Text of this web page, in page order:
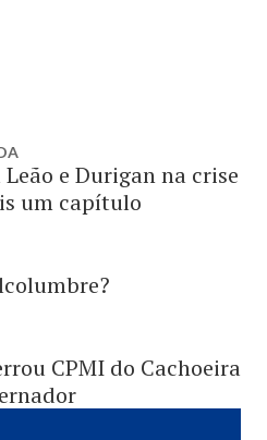
e Durigan na crise
um capítulo
CPMI do Cachoeira